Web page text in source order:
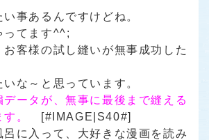
事あるんですけどね。
ってます^^;
客様の試し縫いが無事成功した
な～と思っています。
ータが、無事に最後まで縫える
す。
[#IMAGE|S40#]
呂に入って、大好きな漫画を読み